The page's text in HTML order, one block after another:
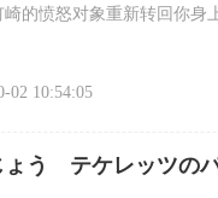
的愤怒对象重新转回你身
02 10:54:05
う テケレッツの